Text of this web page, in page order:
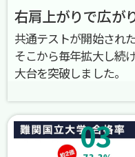
右肩上がりで広が
共通テストが開始され
そこから毎年拡大し続
大台を突破しました。
03